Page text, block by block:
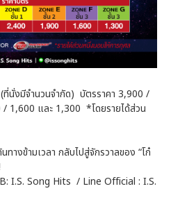
นั่งมีจำนวนจำกัด) บัตรราคา 3,900 /
1,600 และ 1,300 *โดยรายได้ส่วน
ทางข้ามเวลา กลับไปสู่จักรวาลของ “โก๋
I.S. Song Hits / Line Official : I.S.